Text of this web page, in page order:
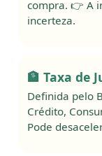
compra. 👉 A
incerteza.
🏦 Taxa de
Definida pelo
Crédito,
Pode